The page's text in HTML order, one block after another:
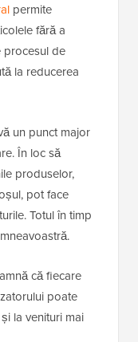
permite
fără a
procesul de
la reducerea
un punct major
În loc să
produselor,
pot face
Totul în timp
că fiecare
poate
la venituri mai